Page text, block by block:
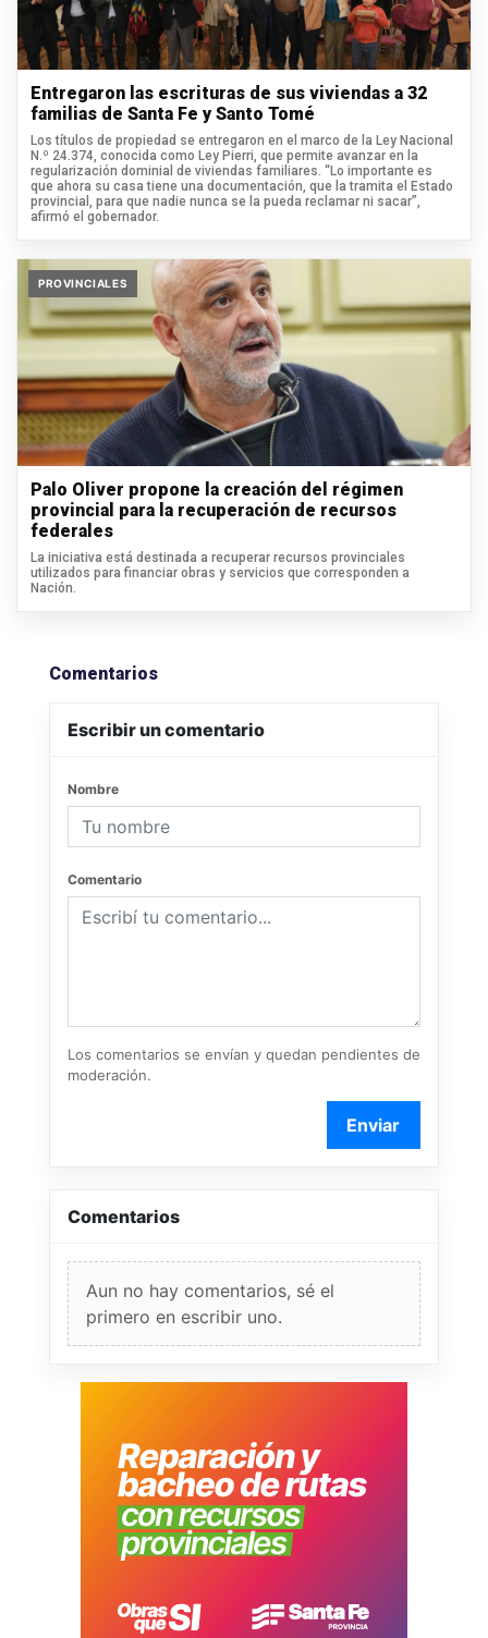
Entregaron las escrituras de sus viviendas a 32
familias de Santa Fe y Santo Tomé
Los títulos de propiedad se entregaron en el marco de la Ley Nacional
N.º 24.374, conocida como Ley Pierri, que permite avanzar en la
regularización dominial de viviendas familiares. “Lo importante es
que ahora su casa tiene una documentación, que la tramita el Estado
provincial, para que nadie nunca se la pueda reclamar ni sacar”,
afirmó el gobernador.
PROVINCIALES
Palo Oliver propone la creación del régimen
provincial para la recuperación de recursos
federales
La iniciativa está destinada a recuperar recursos provinciales
utilizados para financiar obras y servicios que corresponden a
Nación.
Comentarios
Escribir un comentario
Nombre
Comentario
Los comentarios se envían y quedan pendientes de
moderación.
Enviar
Comentarios
Aun no hay comentarios, sé el
primero en escribir uno.